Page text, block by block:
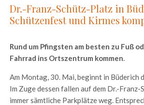
Dr.-Franz-Schütz-Platz in
Schützenfest und Kirmes
Rund um Pfingsten am besten zu Fuß
Fahrrad ins Ortszentrum kommen.
Am Montag, 30. Mai, beginnt in Büderich
Im Zuge dessen fallen auf dem Dr.-
immer sämtliche Parkplätze weg.